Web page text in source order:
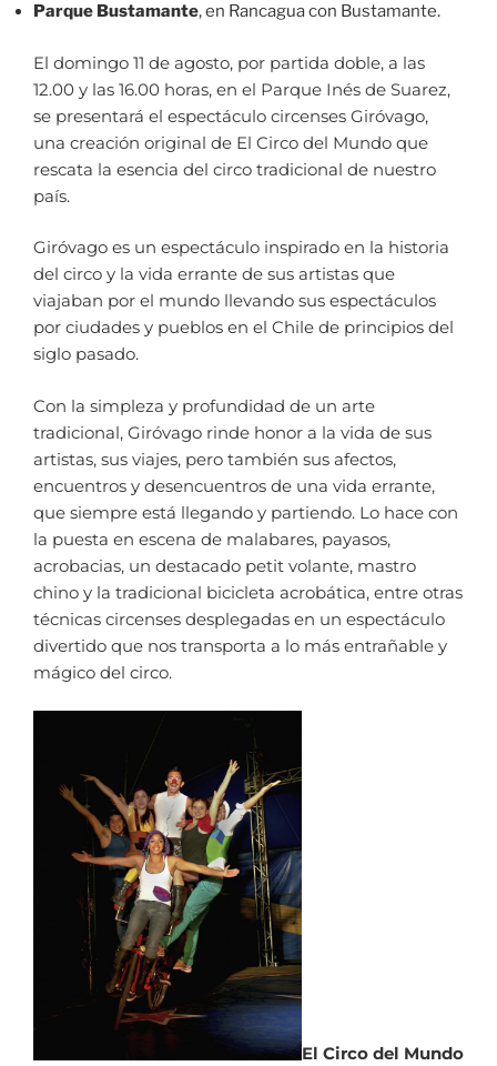
Parque Bustamante, en Rancagua con Bustamante.
El domingo 11 de agosto, por partida doble, a las
12.00 y las 16.00 horas, en el Parque Inés de Suarez,
se presentará el espectáculo circenses Giróvago,
una creación original de El Circo del Mundo que
rescata la esencia del circo tradicional de nuestro
país.
Giróvago es un espectáculo inspirado en la historia
del circo y la vida errante de sus artistas que
viajaban por el mundo llevando sus espectáculos
por ciudades y pueblos en el Chile de principios del
siglo pasado.
Con la simpleza y profundidad de un arte
tradicional, Giróvago rinde honor a la vida de sus
artistas, sus viajes, pero también sus afectos,
encuentros y desencuentros de una vida errante,
que siempre está llegando y partiendo. Lo hace con
la puesta en escena de malabares, payasos,
acrobacias, un destacado petit volante, mastro
chino y la tradicional bicicleta acrobática, entre otras
técnicas circenses desplegadas en un espectáculo
divertido que nos transporta a lo más entrañable y
mágico del circo.
El Circo del Mundo